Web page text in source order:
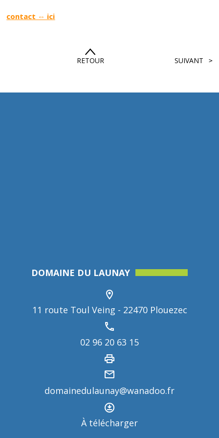
contact ⇔ ici
SUIVANT
RETOUR
DOMAINE DU LAUNAY
11 route Toul Veing - 22470 Plouezec
02 96 20 63 15
domainedulaunay@wanadoo.fr
À télécharger